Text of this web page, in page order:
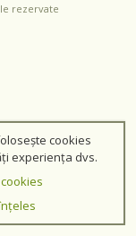
rezervate
cookies
experiența dvs.